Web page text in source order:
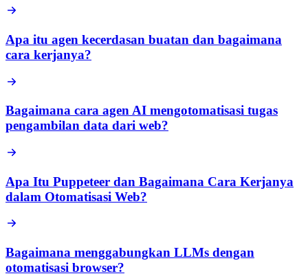
Apa itu agen kecerdasan buatan dan bagaimana
cara kerjanya?
Bagaimana cara agen AI mengotomatisasi tugas
pengambilan data dari web?
Apa Itu Puppeteer dan Bagaimana Cara Kerjanya
dalam Otomatisasi Web?
Bagaimana menggabungkan LLMs dengan
otomatisasi browser?